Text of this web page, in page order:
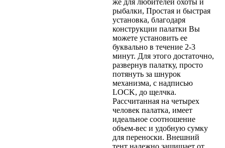
рыбалки, Простая и быстрая
установка, благодаря
конструкции палатки Вы
можете установить ее
буквально в течение 2-3
минут. Для этого достаточно,
развернув палатку, просто
потянуть за шнурок
механизма, с надписью
LOCK, до щелчка.
Рассчитанная на четырех
человек палатка, имеет
идеальное соотношение
объем-вес и удобную сумку
для переноски. Внешний
тент надежно защищает от